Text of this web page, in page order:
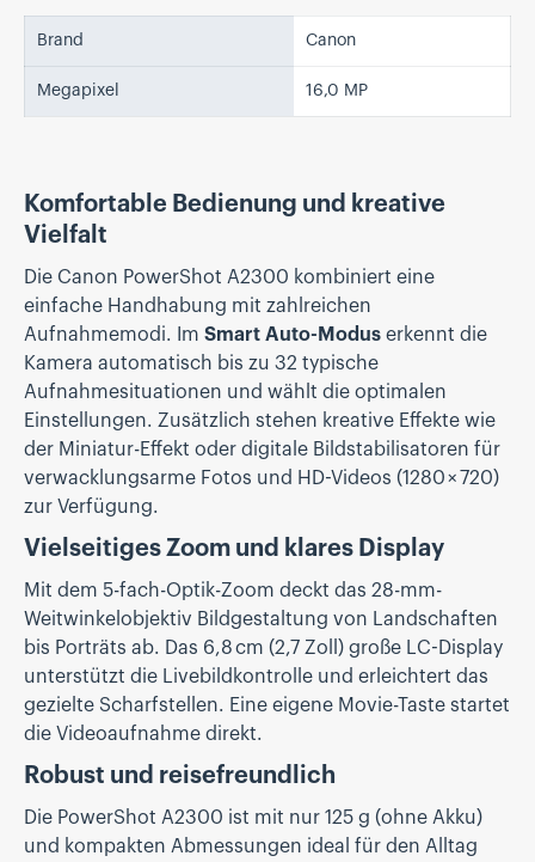
Brand Canon
Megapixel 16,0 MP
Komfortable Bedienung und kreative
Vielfalt
Die Canon PowerShot A2300 kombiniert eine
einfache Handhabung mit zahlreichen
Aufnahmemodi. Im Smart Auto-Modus erkennt die
Kamera automatisch bis zu 32 typische
Aufnahmesituationen und wählt die optimalen
Einstellungen. Zusätzlich stehen kreative Effekte wie
der Miniatur-Effekt oder digitale Bildstabilisatoren für
verwacklungsarme Fotos und HD-Videos (1280 × 720)
zur Verfügung.
Vielseitiges Zoom und klares Display
Mit dem 5-fach-Optik-Zoom deckt das 28-mm-
Weitwinkelobjektiv Bildgestaltung von Landschaften
bis Porträts ab. Das 6,8 cm (2,7 Zoll) große LC-Display
unterstützt die Livebildkontrolle und erleichtert das
gezielte Scharfstellen. Eine eigene Movie-Taste startet
die Videoaufnahme direkt.
Robust und reisefreundlich
Die PowerShot A2300 ist mit nur 125 g (ohne Akku)
und kompakten Abmessungen ideal für den Alltag